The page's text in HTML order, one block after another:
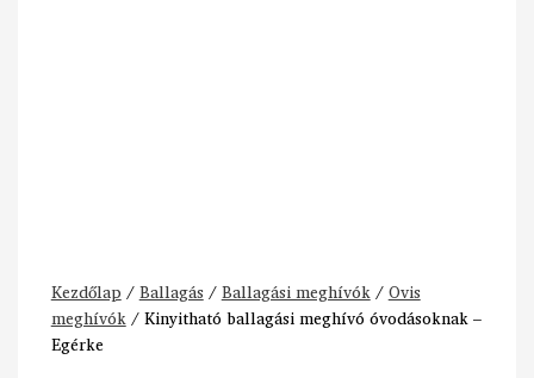
Kezdőlap /Ballagás /Ballagási meghívók/Ovis
meghívók/ Kinyitható ballagási meghívó óvodásoknak –
Egérke